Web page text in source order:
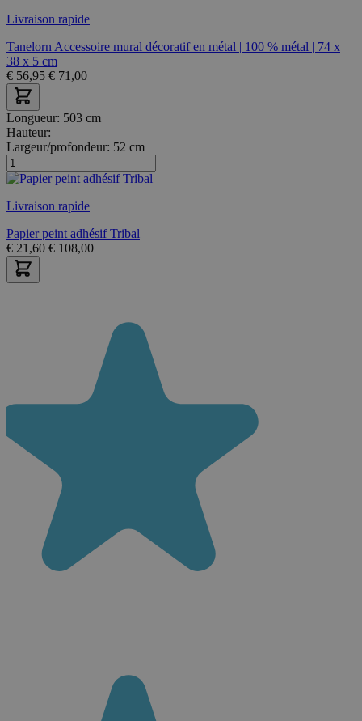
Livraison rapide
Tanelorn Accessoire mural décoratif en métal | 100 % métal | 74 x
38 x 5 cm
€ 56,95 € 71,00
Longueur: 503 cm
Hauteur:
Largeur/profondeur: 52 cm
Livraison rapide
Papier peint adhésif Tribal
€ 21,60 € 108,00